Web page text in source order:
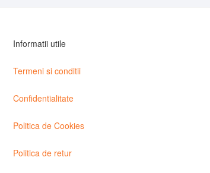
Informatii utile
Termeni si conditii
Confidentialitate
Politica de Cookies
Politica de retur